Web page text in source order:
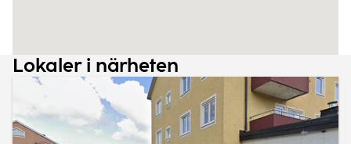
Lokaler i närheten